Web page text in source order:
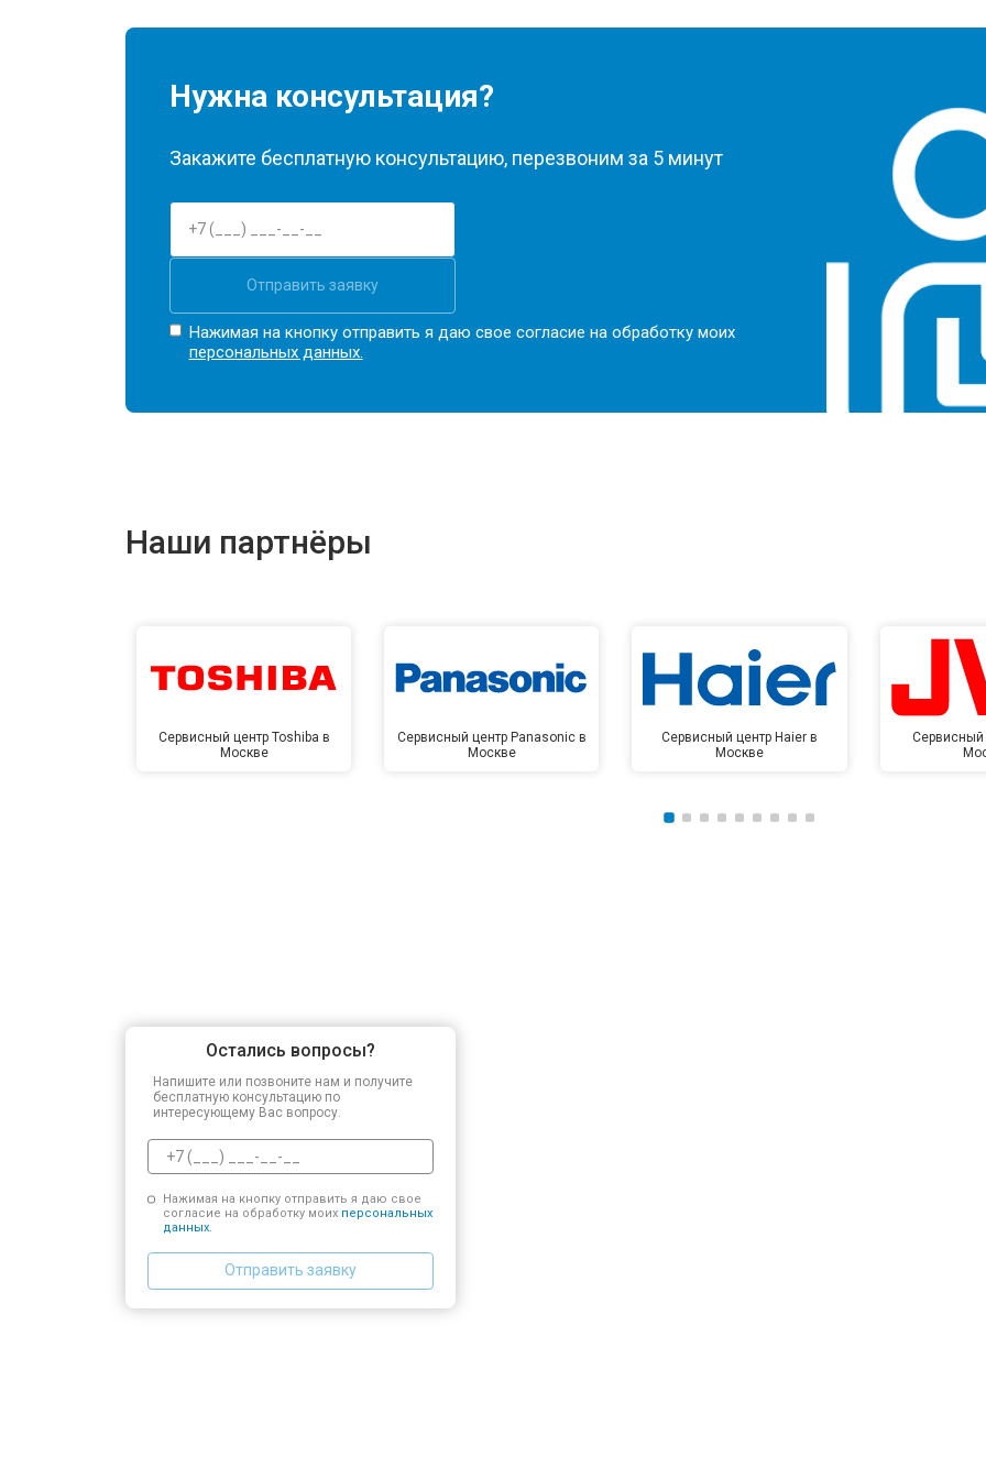
Нужна консультация?
Закажите бесплатную консультацию, перезвоним за 5 минут
Отправить заявку
Нажимая на кнопку отправить я даю свое согласие на обработку моих
персональных данных.
Наши партнёры
Сервисный центр Toshiba в
Москве
Сервисный центр Panasonic в
Москве
Сервисный центр Haier в
Москве
Сервисный
Остались вопросы?
Напишите или позвоните нам и получите
бесплатную консультацию по
интересующему Вас вопросу.
Нажимая на кнопку отправить я даю свое
согласие на обработку моих персональных
данных.
Отправить заявку